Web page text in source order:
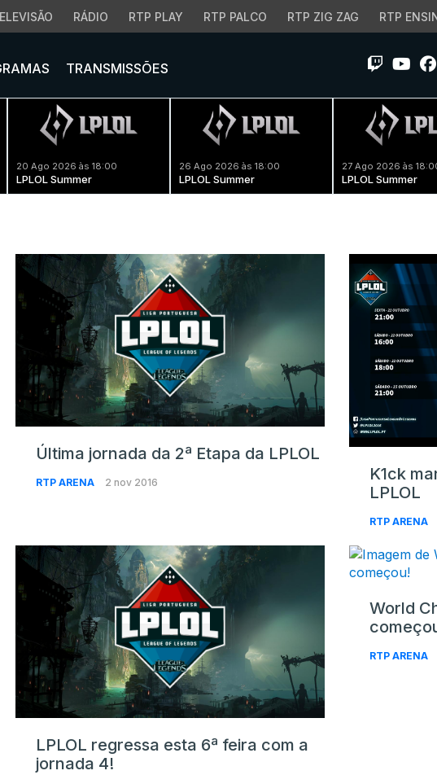
RÁDIO RTP PLAY RTP PALCO RTP ZIG ZAG RTP
TRANSMISSÕES
20 Ago 2026 às 18:00
LPLOL Summer
26 Ago 2026 às 18:00
LPLOL Summer
27 Ago 2026 às
LPLOL Summer
Última jornada da 2ª Etapa da LPLOL
RTP ARENA 2 nov 2016
K1ck
LPLOL
RTP ARENA
LPLOL regressa esta 6ª feira com a
jornada 4!
World
RTP ARENA